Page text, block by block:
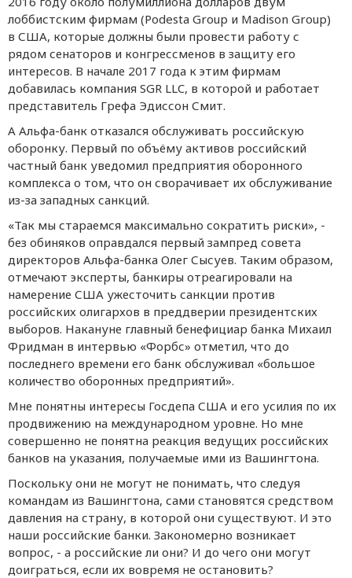
лоббистским фирмам (Podesta Group и Madison Group)
в США, которые должны были провести работу с
рядом сенаторов и конгрессменов в защиту его
интересов. В начале 2017 года к этим фирмам
добавилась компания SGR LLC, в которой и работает
представитель Грефа Эдиссон Смит.
А Альфа-банк отказался обслуживать российскую
оборонку. Первый по объёму активов российский
частный банк уведомил предприятия оборонного
комплекса о том, что он сворачивает их обслуживание
из-за западных санкций.
«Так мы стараемся максимально сократить риски», -
без обиняков оправдался первый зампред совета
директоров Альфа-банка Олег Сысуев. Таким образом,
отмечают эксперты, банкиры отреагировали на
намерение США ужесточить санкции против
российских олигархов в преддверии президентских
выборов. Накануне главный бенефициар банка Михаил
Фридман в интервью «Форбс» отметил, что до
последнего времени его банк обслуживал «большое
количество оборонных предприятий».
Мне понятны интересы Госдепа США и его усилия по их
продвижению на международном уровне. Но мне
совершенно не понятна реакция ведущих российских
банков на указания, получаемые ими из Вашингтона.
Поскольку они не могут не понимать, что следуя
командам из Вашингтона, сами становятся средством
давления на страну, в которой они существуют. И это
наши российские банки. Закономерно возникает
вопрос, - а российские ли они? И до чего они могут
доиграться, если их вовремя не остановить?